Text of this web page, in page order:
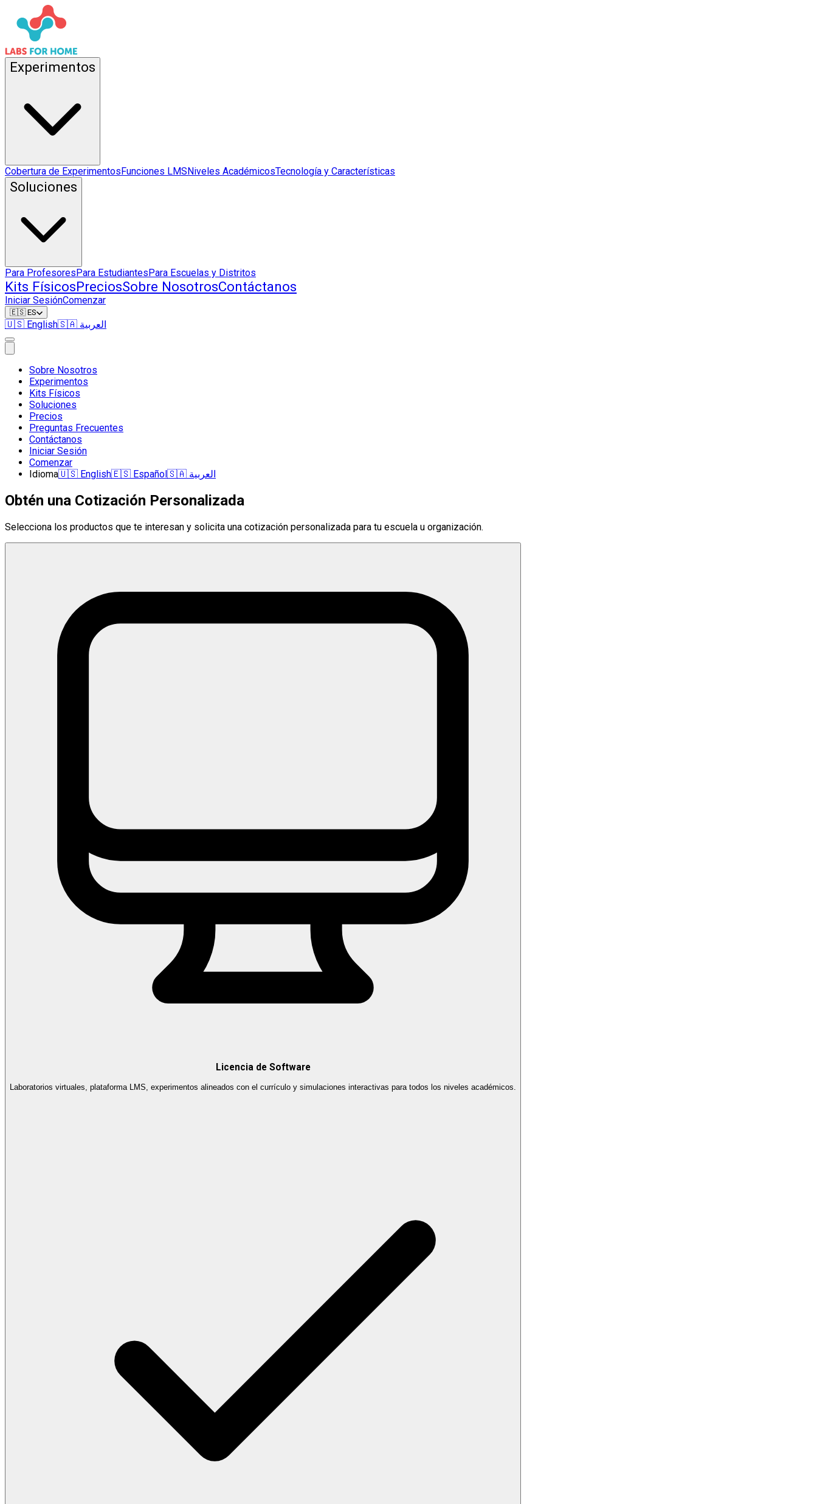
Experimentos
Cobertura de ExperimentosFunciones LMSNiveles AcadémicosTecnología y Características
Soluciones
Para ProfesoresPara EstudiantesPara Escuelas y Distritos
Kits FísicosPreciosSobre NosotrosContáctanos
Iniciar SesiónComenzar
🇪🇸 ES
🇺🇸 English🇸🇦 العربية
Sobre Nosotros
Experimentos
Kits Físicos
Soluciones
Precios
Preguntas Frecuentes
Contáctanos
Iniciar Sesión
Comenzar
Idioma🇺🇸 English🇪🇸 Español🇸🇦 العربية
Obtén una Cotización Personalizada
Selecciona los productos que te interesan y solicita una cotización personalizada para tu escuela u organización.
Licencia de Software
Laboratorios virtuales, plataforma LMS, experimentos alineados con el currículo y simulaciones interactivas para todos los niveles académicos.